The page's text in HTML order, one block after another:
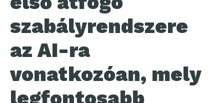
szabályrendszere
az AI-ra
vonatkozóan, mely